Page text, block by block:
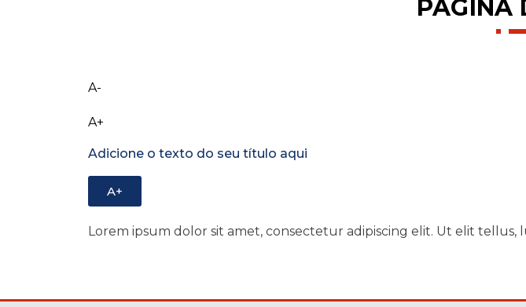
PÁGINA
A-
A+
Adicione o texto do seu título aqui
A+
Lorem ipsum dolor sit amet, consectetur adipiscing elit. Ut elit